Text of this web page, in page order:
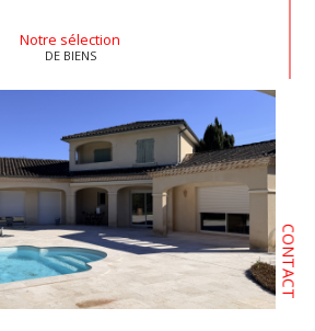
CONTACT
, c’est un art, un équilibre entre
des spécificités locales. Chez
une estimation immobilière précise
Saint-Séverin, Saint-Aigulin et Tocane-
de qualité, c’est la clé pour une vente
serein.
Notre sélection
DE BIENS